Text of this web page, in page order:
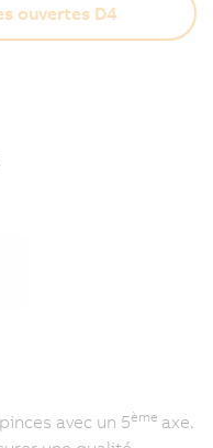
ouvertes D4
avec un 5ème axe.